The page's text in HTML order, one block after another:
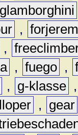
,
,
, fuego ,
, g-klasse
,
gear